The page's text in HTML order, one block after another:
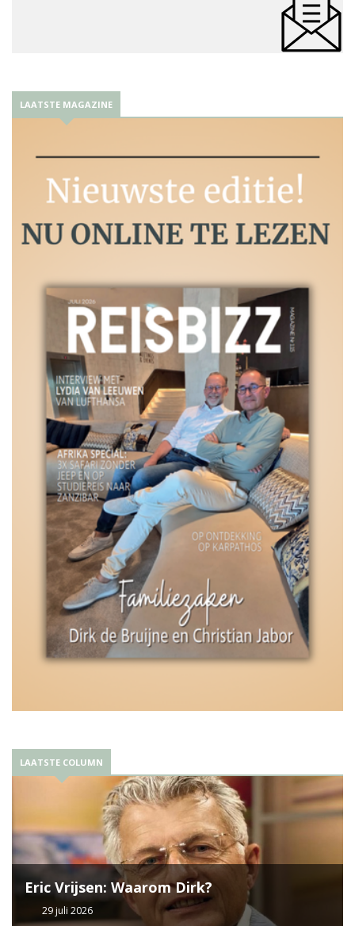
LAATSTE MAGAZINE
LAATSTE COLUMN
Eric Vrijsen: Waarom Dirk?
29 juli 2026